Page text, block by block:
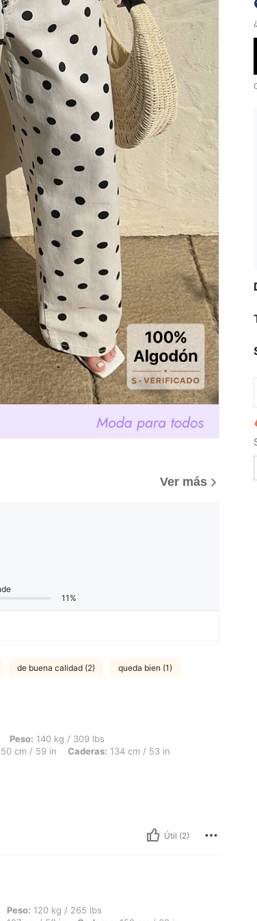
Ver más
11%
de buena calidad (2) queda bien (1)
/ 309 lbs, Forma del cuerpo: Triángulo, Busto: 121 cm / 47.6 in,
Peso: 140 kg / 309 lbs
cm / 59 in Caderas: 134 cm / 53 in
Útil (2)
265 lbs, Forma del cuerpo: Rectángulo, Busto: 140 cm / 55.1
Peso: 120 kg / 265 lbs